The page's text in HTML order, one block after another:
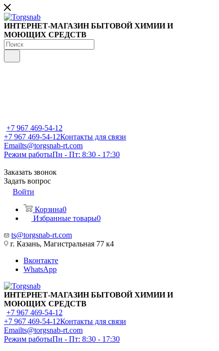
ИНТЕРНЕТ-МАГАЗИН БЫТОВОЙ ХИМИИ И
МОЮЩИХ СРЕДСТВ
+7 967 469-54-12
+7 967 469-54-12Контакты для связи
Emailts@torgsnab-rt.com
Режим работыПн - Пт: 8:30 - 17:30
Заказать звонок
Задать вопрос
Войти
Корзина0
Избранные товары0
ts@torgsnab-rt.com
г. Казань, Магистральная 77 к4
Вконтакте
WhatsApp
ИНТЕРНЕТ-МАГАЗИН БЫТОВОЙ ХИМИИ И
МОЮЩИХ СРЕДСТВ
+7 967 469-54-12
+7 967 469-54-12Контакты для связи
Emailts@torgsnab-rt.com
Режим работыПн - Пт: 8:30 - 17:30